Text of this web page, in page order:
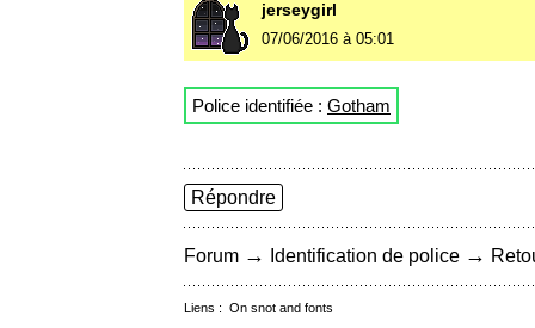
jerseygirl
07/06/2016 à 05:01
Police identifiée : Gotham
Répondre
Forum → Identification de police →
Liens : On snot and fonts